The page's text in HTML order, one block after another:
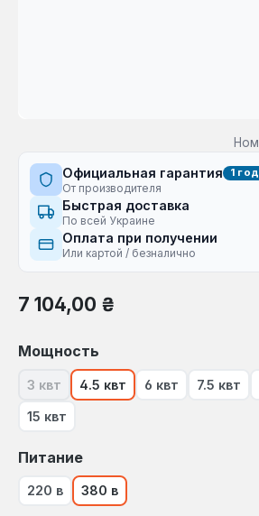
Официальная гарантия 1 год
От производителя
Быстрая доставка
По всей Украине
Оплата при получении
Или картой / безналично
Обычная цена:
7 104,00 ₴
Выберите
Мощность
3 квт(В настоящее время эта опция
4.5 квт 6 квт 7.5 квт
15 квт
Выберите
Питание
220 в 380 в